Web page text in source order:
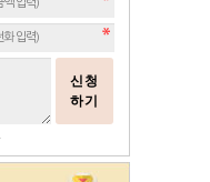
17500
27500
10000
신청
하기